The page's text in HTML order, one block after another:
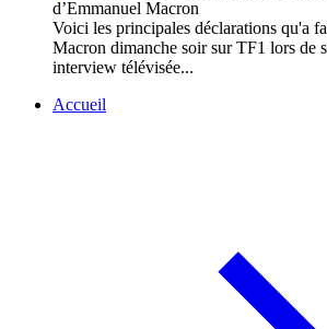
Voici les principales déclarations qu'a
Macron dimanche soir sur TF1 lors de
interview télévisée...
Accueil